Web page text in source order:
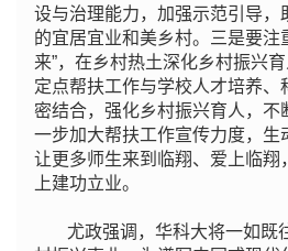
设与治理能力，加强示范引导，
的宜居宜业和美乡村。三是要注
来”，在乡村热土深化乡村振兴
定点帮扶工作与学校人才培养、
密结合，强化乡村振兴育人，不
一步加大帮扶工作宣传力度，生
让更多师生来到临翔、爱上临翔
上建功立业。
尤政强调，华科大将一如既